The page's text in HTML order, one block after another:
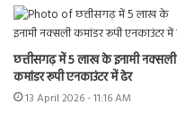
छत्तीसगढ़ में 5 लाख के इनामी नक्सली
कमांडर रूपी एनकाउंटर में ढेर
13 April 2026 - 11:16 AM